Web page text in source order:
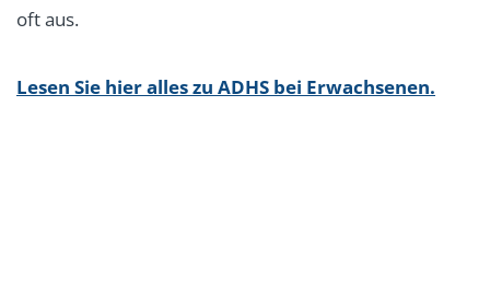
oft aus.
Lesen Sie hier alles zu ADHS bei Erwachsenen.